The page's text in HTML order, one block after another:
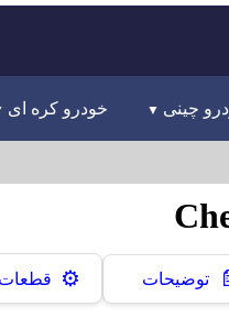
چینی خودرو کره ای
توضیحات ⚙️